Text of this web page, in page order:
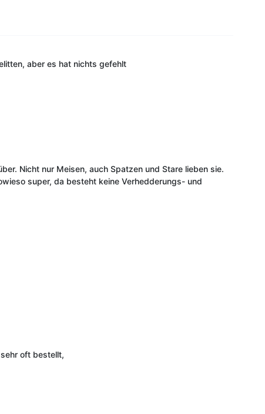
aber es hat nichts gefehlt
Nicht nur Meisen, auch Spatzen und Stare lieben sie.
super, da besteht keine Verhedderungs- und
oft bestellt,